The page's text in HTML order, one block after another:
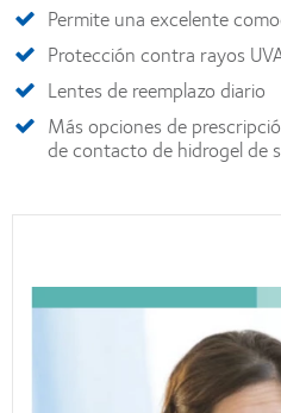
Permite una excelente
Protección contra rayos
Lentes de reemplazo diario
Más opciones de
de contacto de hidrogel de